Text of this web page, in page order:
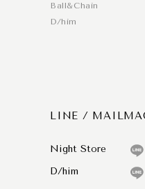
Ball&Chain
D/him
LINE /
Night Store
D/him